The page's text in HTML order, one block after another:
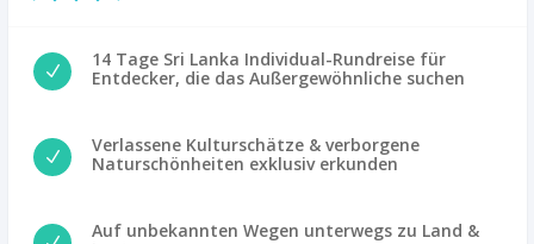
N
14 Tage Sri Lanka Individual-Rundreise für
Entdecker, die das Außergewöhnliche suchen
N
Verlassene Kulturschätze & verborgene
Naturschönheiten exklusiv erkunden
Auf unbekannten Wegen unterwegs zu Land &